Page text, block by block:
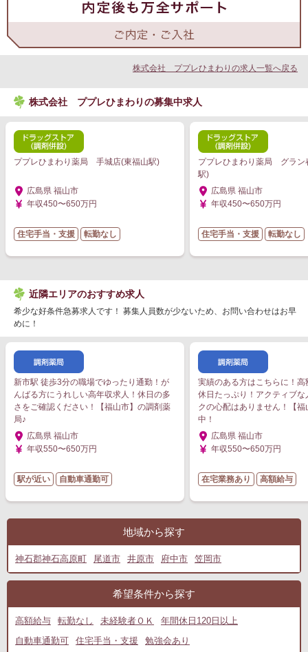
株式会社 ププレひまわりの求人一覧へ戻る
株式会社 ププレひまわりの募集中求人
ププレひまわり薬局 手城店(東福山駅)
広島県 福山市
年収450〜650万円
住宅手当・支援 転勤なし
ププレひまわり薬局 グラン
駅)
広島県 福山市
年収450〜650万円
住宅手当・支援 転勤なし
近隣エリアのおすすめ求人
希少な好条件急募求人です！ 募集人員数が少ないため、お問い合わせはお早
めに！
新市駅 徒歩3分の職場でゆったり通勤！が
んばる方にうれしい高年収求人！休日の多
さをご確認ください！【福山市】の調剤薬
局♪
広島県 福山市
年収550〜650万円
駅が近い 自動車通勤可
実績のある方はこちらに！高
休日たっぷり！アクティブな
クの心配はありません！【福
中！
広島県 福山市
年収550〜650万円
在宅業務あり 高額給与
地域から探す
神石郡神石高原町 尾道市 井原市 府中市 笠岡市
希望条件から探す
高額給与 転勤なし 未経験者ＯＫ
年間休日120日以上
自動車通勤可
住宅手当・支援 勉強会あり